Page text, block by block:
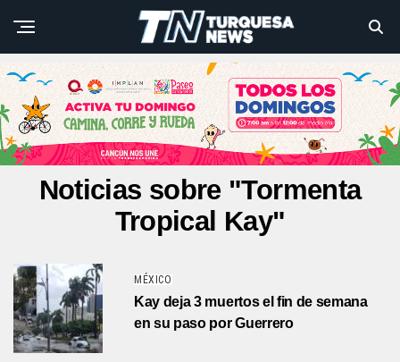
Noticias sobre "Tormenta
Tropical Kay"
MÉXICO
Kay deja 3 muertos el fin de semana
en su paso por Guerrero